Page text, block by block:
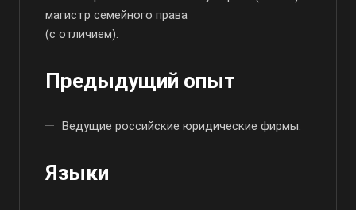
магистр семейного права
(с отличием).
Предыдущий опыт
Ведущие российские юридические фирмы.
Языки